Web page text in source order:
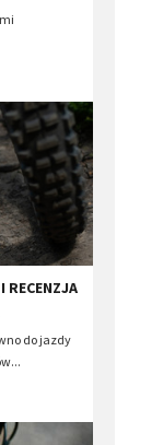
RECENZJA
do jazdy